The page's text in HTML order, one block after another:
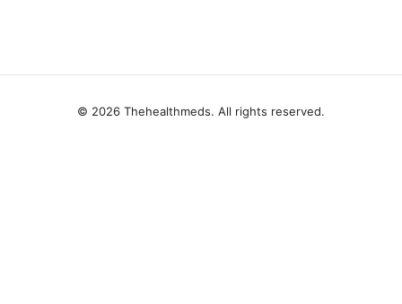
© 2026 Thehealthmeds. All rights reserved.